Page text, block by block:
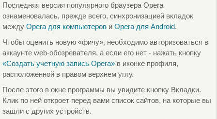
Последняя версия популярного браузера Opera
ознаменовалась, прежде всего, синхронизацией вкладок
между Opera для компьютерови Opera для Android.
Чтобы оценить новую «фичу», необходимо авторизоваться в
аккаунте web-обозревателя, а если его нет - нажать кнопку
«Создать учетную запись Opera»в иконке профиля,
расположенной в правом верхнем углу.
После этого в окне программы вы увидите кнопку Вкладки.
Клик по ней откроет перед вами список сайтов, на которые вы
зашли с других устройств.